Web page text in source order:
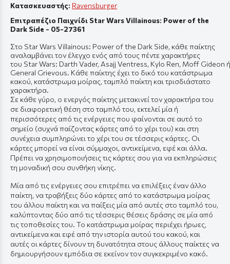
Κατασκευαστής: Ravensburger
Επιτραπέζιο Παιχνίδι Star Wars Villainous: Power of the
Dark Side - 05-27361
Στο Star Wars Villainous: Power of the Dark Side, κάθε παίκτης
αναλαμβάνει τον έλεγχο ενός από τους πέντε χαρακτήρες
του Star Wars: Darth Vader, Asajj Ventress, Kylo Ren, Moff Gideon ή
General Grievous. Κάθε παίκτης έχει το δικό του κατάστρωμα
κακού, κατάστρωμα μοίρας, ταμπλό παίκτη και τρισδιάστατο
χαρακτήρα.
Σε κάθε γύρο, ο ενεργός παίκτης μετακινεί τον χαρακτήρα του
σε διαφορετική θέση στο ταμπλό του, εκτελεί μία ή
περισσότερες από τις ενέργειες που φαίνονται σε αυτό το
σημείο (συχνά παίζοντας κάρτες από το χέρι του) και στη
συνέχεια συμπληρώνει το χέρι του σε τέσσερις κάρτες. Οι
κάρτες μπορεί να είναι σύμμαχοι, αντικείμενα, εφέ και άλλα.
Πρέπει να χρησιμοποιήσεις τις κάρτες σου για να εκπληρώσεις
τη μοναδική σου συνθήκη νίκης.
Μία από τις ενέργειες σου επιτρέπει να επιλέξεις έναν άλλο
παίκτη, να τραβήξεις δύο κάρτες από το κατάστρωμα μοίρας
του άλλου παίκτη και να παίξεις μία από αυτές στο ταμπλό του,
καλύπτοντας δύο από τις τέσσερις θέσεις δράσης σε μία από
τις τοποθεσίες του. Το κατάστρωμα μοίρας περιέχει ήρωες,
αντικείμενα και εφέ από την ιστορία αυτού του κακού, και
αυτές οι κάρτες δίνουν τη δυνατότητα στους άλλους παίκτες να
δημιουργήσουν εμπόδια σε εκείνον τον συγκεκριμένο κακό.